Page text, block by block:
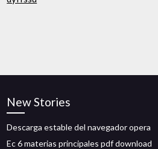
New Stories
Descarga estable del navegador opera
Ec 6 materias principales pdf download